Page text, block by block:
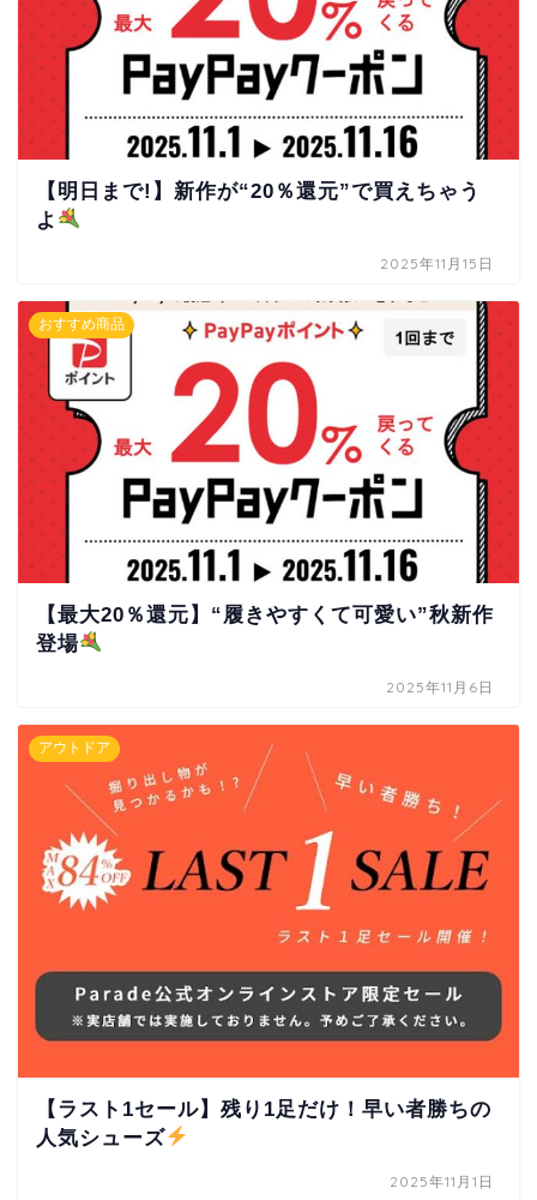
【明日まで!】新作が“20％還元”で買えちゃう
よ
2025年11月15日
おすすめ商品
【最大20％還元】“履きやすくて可愛い”秋新作
登場
2025年11月6日
アウトドア
【ラスト1セール】残り1足だけ！早い者勝ちの
人気シューズ
2025年11月1日